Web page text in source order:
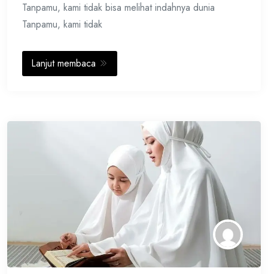
Tanpamu, kami tidak bisa melihat indahnya dunia
Tanpamu, kami tidak
Lanjut membaca